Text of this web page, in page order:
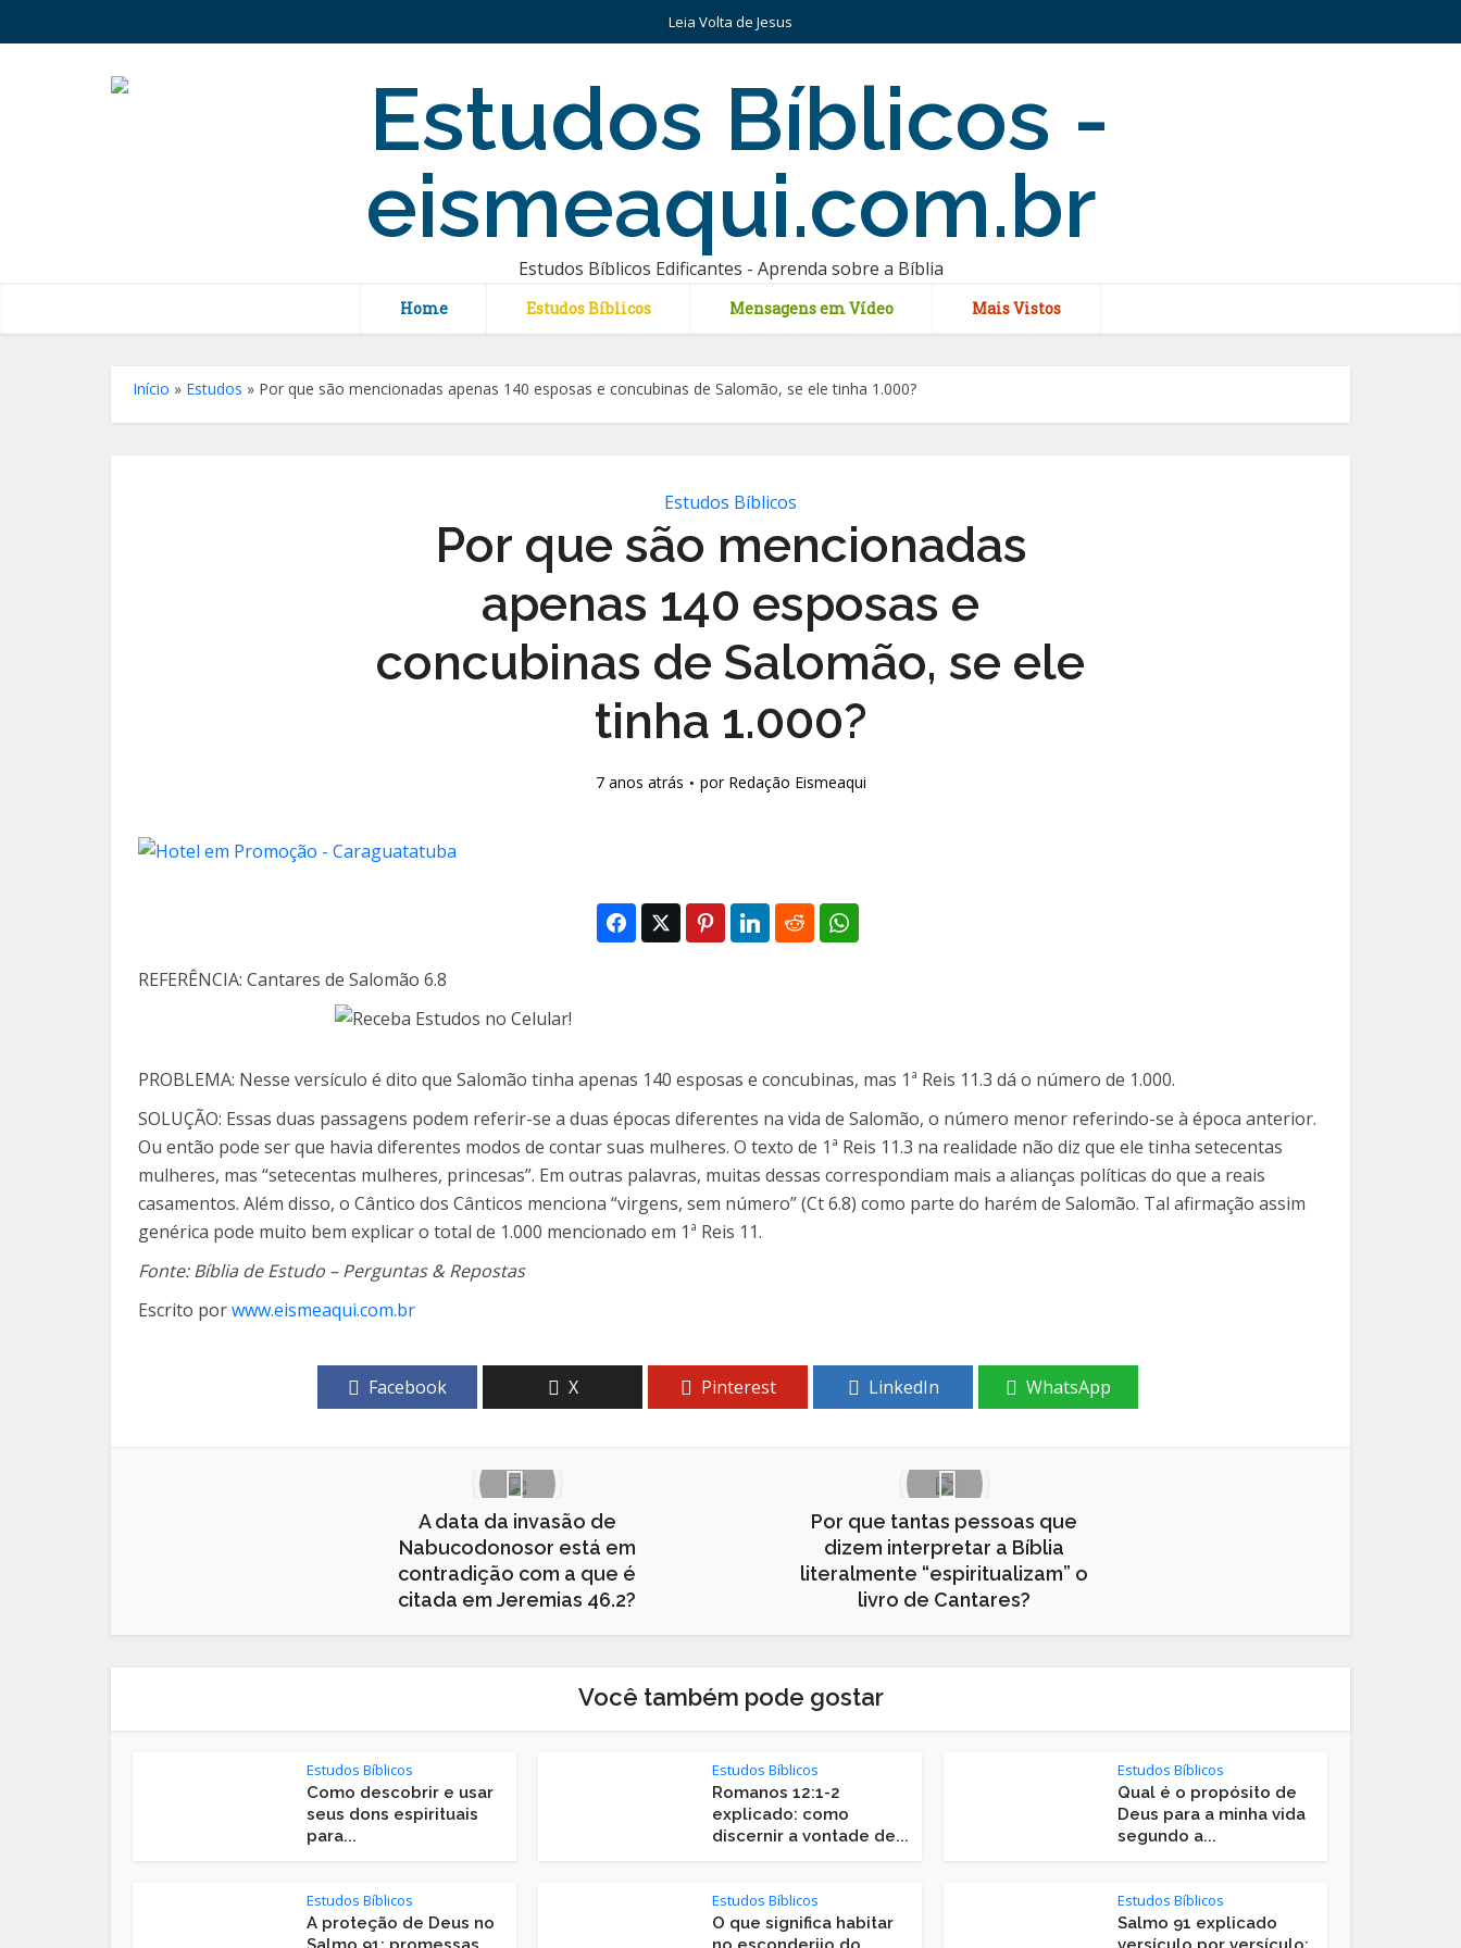
Leia Volta de Jesus
Estudos Bíblicos Edificantes - Aprenda sobre a Bíblia
Home Estudos Bíblicos Mensagens em Vídeo Mais Vistos
Início » Estudos » Por que são mencionadas apenas 140 esposas e concubinas de Salomão, se ele tinha 1.000?
Estudos Bíblicos
Por que são mencionadas
apenas 140 esposas e
concubinas de Salomão, se ele
tinha 1.000?
7 anos atrás por Redação Eismeaqui
REFERÊNCIA: Cantares de Salomão 6.8
PROBLEMA: Nesse versículo é dito que Salomão tinha apenas 140 esposas e concubinas, mas 1ª Reis 11.3 dá o número de 1.000.
SOLUÇÃO: Essas duas passagens podem referir-se a duas épocas diferentes na vida de Salomão, o número menor referindo-se à época anterior.
Ou então pode ser que havia diferentes modos de contar suas mulheres. O texto de 1ª Reis 11.3 na realidade não diz que ele tinha setecentas
mulheres, mas “setecentas mulheres, princesas”. Em outras palavras, muitas dessas correspondiam mais a alianças políticas do que a reais
casamentos. Além disso, o Cântico dos Cânticos menciona “virgens, sem número” (Ct 6.8) como parte do harém de Salomão. Tal afirmação assim
genérica pode muito bem explicar o total de 1.000 mencionado em 1ª Reis 11.
Fonte: Bíblia de Estudo – Perguntas & Repostas
Escrito porwww.eismeaqui.com.br
Facebook X Pinterest LinkedIn WhatsApp
A data da invasão de
Nabucodonosor está em
contradição com a que é
citada em Jeremias 46.2?
Por que tantas pessoas que
dizem interpretar a Bíblia
literalmente “espiritualizam” o
livro de Cantares?
Você também pode gostar
Estudos Bíblicos
Como descobrir e usar
seus dons espirituais
para...
Estudos Bíblicos
Romanos 12:1-2
explicado: como
discernir a vontade de...
Estudos Bíblicos
Qual é o propósito de
Deus para a minha vida
segundo a...
Estudos Bíblicos
A proteção de Deus no
Estudos Bíblicos
O que significa habitar
Estudos Bíblicos
Salmo 91 explicado